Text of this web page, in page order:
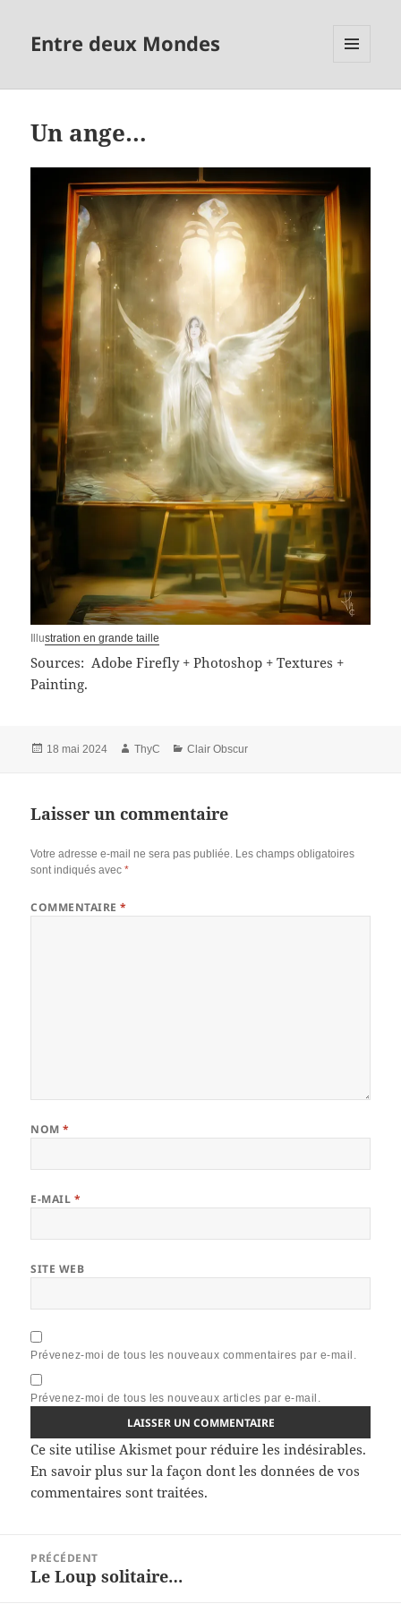
Entre deux Mondes
Un ange…
Illustration en grande taille
Sources: Adobe Firefly + Photoshop + Textures +
Painting.
Publié
18 mai 2024 Auteur
ThyC Catégories
Clair Obscur
Laisser un commentaire
Votre adresse e-mail ne sera pas publiée. Les champs obligatoires
sont indiqués avec*
COMMENTAIRE*
NOM*
E-MAIL *
SITE WEB
Prévenez-moi de tous les nouveaux commentaires par e-mail.
Prévenez-moi de tous les nouveaux articles par e-mail.
Ce site utilise Akismet pour réduire les indésirables.
En savoir plus sur la façon dont les données de vos
commentaires sont traitées.
l’article
PRÉCÉDENT
Article
Le Loup solitaire…